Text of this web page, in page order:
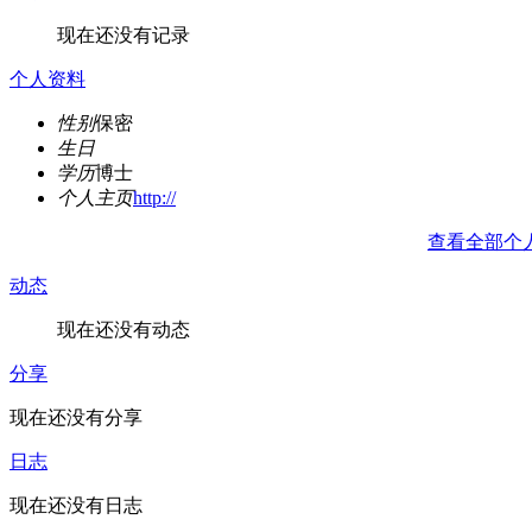
现在还没有记录
个人资料
性别保密
生日
学历博士
个人主页http://
查看全部个
动态
现在还没有动态
分享
现在还没有分享
日志
现在还没有日志